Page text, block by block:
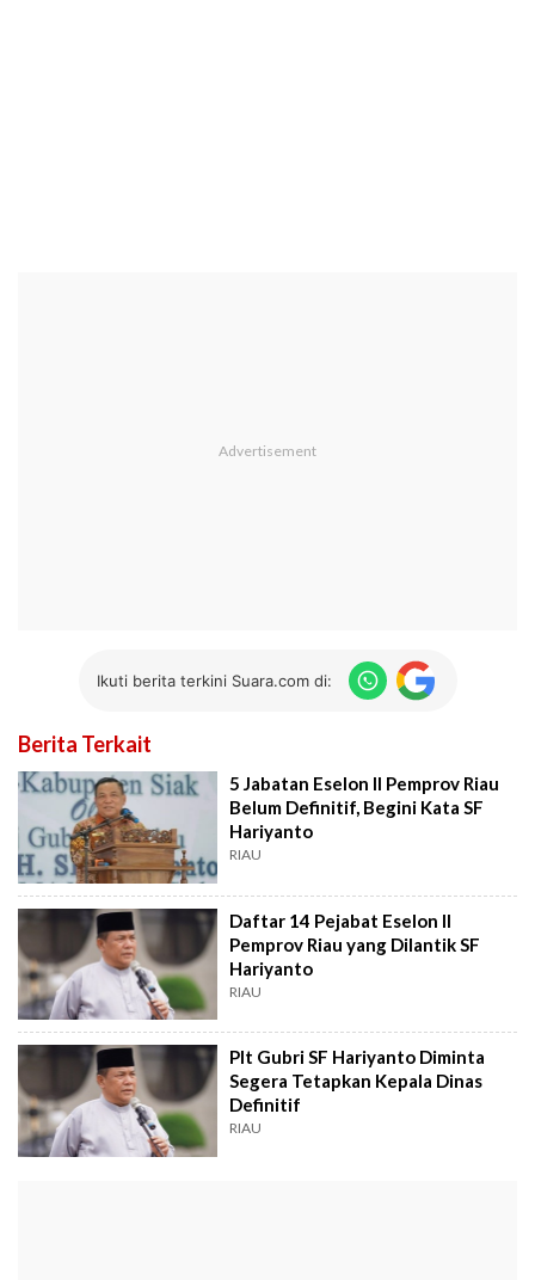
Ikuti berita terkini Suara.com di:
Berita Terkait
5 Jabatan Eselon II Pemprov Riau
Belum Definitif, Begini Kata SF
Hariyanto
RIAU
Daftar 14 Pejabat Eselon II
Pemprov Riau yang Dilantik SF
Hariyanto
RIAU
Plt Gubri SF Hariyanto Diminta
Segera Tetapkan Kepala Dinas
Definitif
RIAU